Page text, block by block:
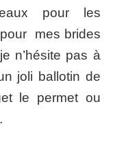
pour les
mes brides
n’hésite pas à
joli ballotin de
le permet ou